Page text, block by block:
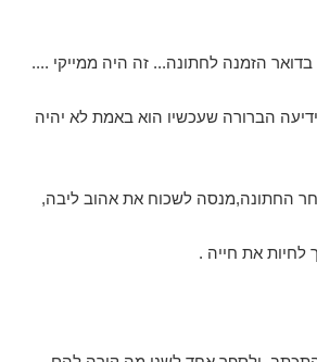
הזמנה לחתונה... זה היה ממייקי ....
הברורה שעכשיו הוא באמת לא יהיה
החתונה,מנסה לשכוח את אהוב ליבה,
את חייה .